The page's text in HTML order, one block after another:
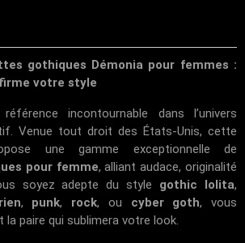
gothiques Démonia pour femmes :
votre style
incontournable dans l’univers
Venue tout droit des États-Unis, cette
une gamme exceptionnelle de
pour femme, alliant audace, originalité
soyez adepte du style gothic lolita,
, punk, rock, ou cyber goth, vous
paire qui sublimera votre look.